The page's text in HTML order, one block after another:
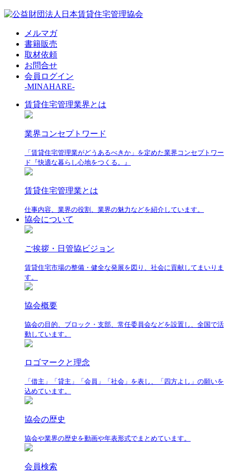
メルマガ
書籍販売
取材依頼
お問合せ
会員ログイン
-MINAHARE-
賃貸住宅管理業界とは
業界コンセプトワード
「賃貸住宅管理業がどうあるべきか」を定めた業界コンセプトワー
ド『快適な暮らし心地をつくる。』
賃貸住宅管理業とは
仕事内容、業界の役割、業界の魅力などを紹介しています。
協会について
ご挨拶・日管協ビジョン
賃貸住宅市場の整備・健全な発展を図り、社会に貢献してまいりま
す。
協会概要
協会の目的、ブロック・支部、常任委員会などを設置し、全国で活
動しています。
ロゴマークと理念
「借主」「貸主」「会員」「社会」を表し、「四方よし」の願いを
込めています。
協会の歴史
協会や業界の歴史を動画や年表形式でまとめています。
会員検索